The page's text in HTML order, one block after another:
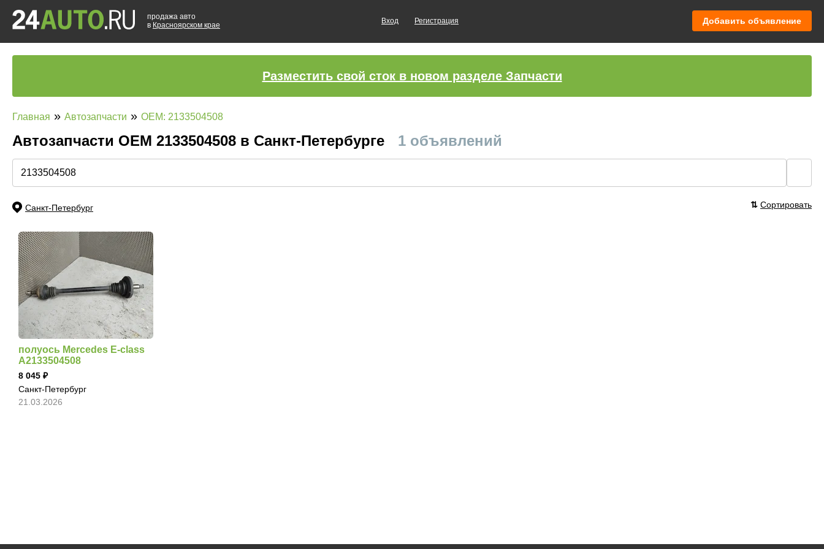
продажа авто
в Красноярском крае
Вход Регистрация Добавить объявление
Разместить свой сток в новом разделе Запчасти
Главная » Автозапчасти » OEM: 2133504508
Автозапчасти ОЕМ 2133504508 в Санкт-Петербурге 1 объявлений
Санкт-Петербург ⇅ Сортировать
полуось Mercedes E-class
A2133504508
8 045
Санкт-Петербург
21.03.2026